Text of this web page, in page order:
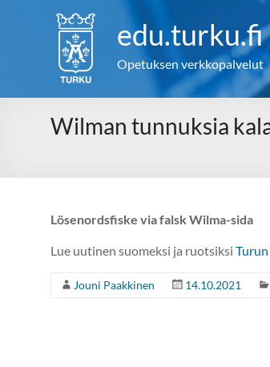
edu.turku.fi
Opetuksen verkkopalvelut
Wilman tunnuksia
Lösenordsfiske via falsk Wilma-sida
Lue uutinen suomeksi ja ruotsiksi
Jouni Paakkinen 14.10.2021